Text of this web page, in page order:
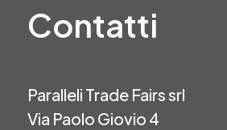
Contatti
Paralleli Trade Fairs srl
Via Paolo Giovio 4